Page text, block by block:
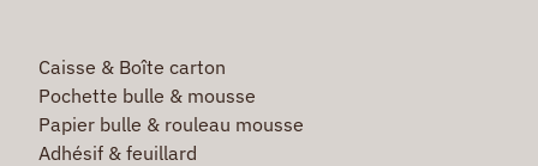
Caisse & Boîte carton
Pochette bulle & mousse
Papier bulle & rouleau mousse
Adhésif & feuillard